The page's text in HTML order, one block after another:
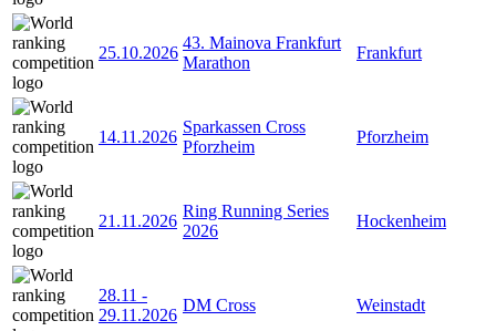
25.10.2026
43. Mainova Frankfurt
Marathon
Frankfurt
14.11.2026
Sparkassen Cross
Pforzheim
Pforzheim
21.11.2026
Ring Running Series
2026
Hockenheim
28.11 -
29.11.2026
DM Cross Weinstadt